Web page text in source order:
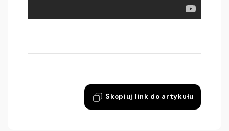
Skopiuj link do artykułu